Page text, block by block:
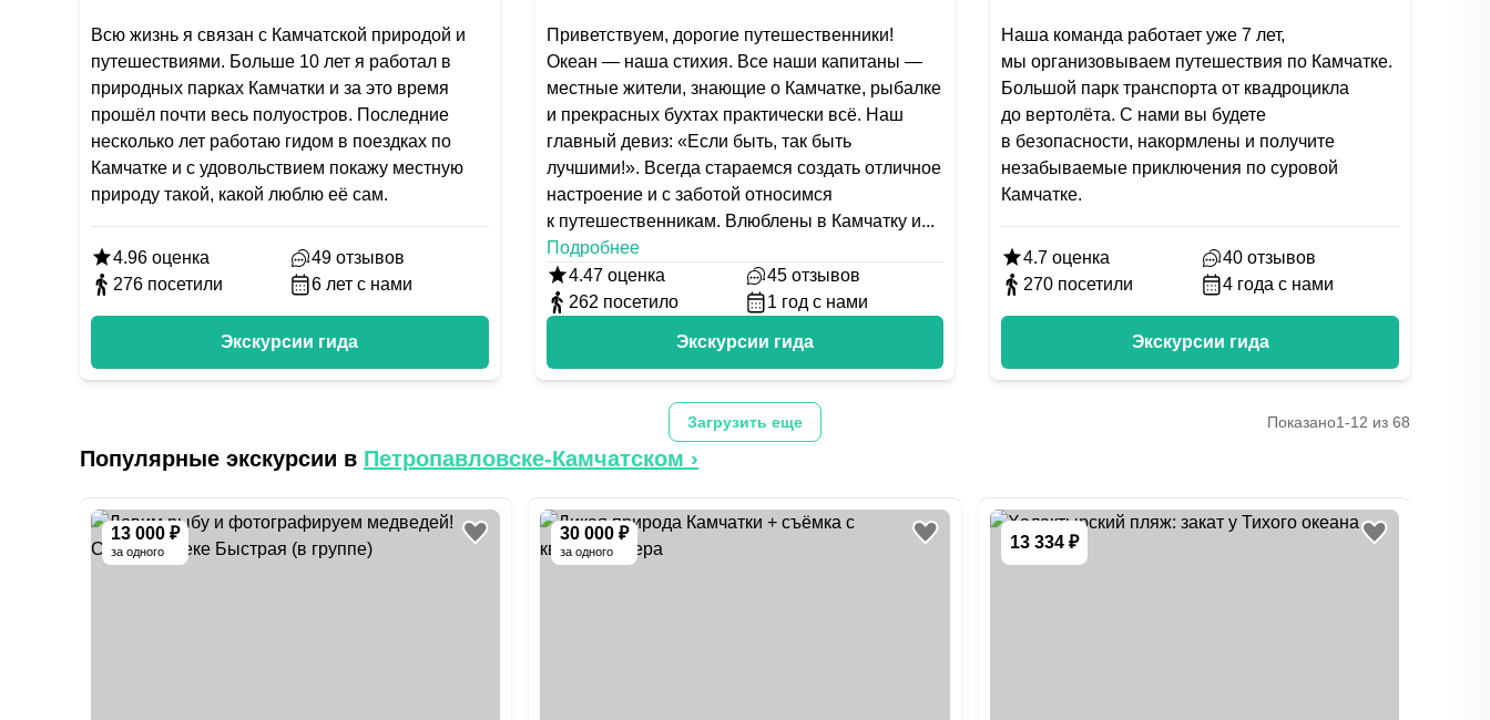
Всю жизнь я связан с Камчатской природой и
путешествиями. Больше 10 лет я работал в
природных парках Камчатки и за это время
прошёл почти весь полуостров. Последние
несколько лет работаю гидом в поездках по
Камчатке и с удовольствием покажу местную
природу такой, какой люблю её сам.
4.96 оценка 49 отзывов
276 посетили 6 лет с нами
Экскурсии гида
Приветствуем, дорогие путешественники!
Океан — наша стихия. Все наши капитаны —
местные жители, знающие о Камчатке, рыбалке
и прекрасных бухтах практически всё. Наш
главный девиз: «Если быть, так быть
лучшими!». Всегда стараемся создать отличное
настроение и с заботой относимся
к путешественникам. Влюблены в Камчатку и...
Подробнее
4.47оценка 45 отзывов
262 посетило 1 год с нами
Экскурсии гида
Наша команда работает уже 7 лет,
мы организовываем путешествия по Камчатке.
Большой парк транспорта от квадроцикла
до вертолёта. С нами вы будете
в безопасности, накормлены и получите
незабываемые приключения по суровой
Камчатке.
4.7 оценка 40 отзывов
270 посетили 4 года с нами
Экскурсии гида
Загрузить еще Показано1-12 из 68
Популярные экскурсии в Петропавловске-Камчатском ›
13 000 ₽
за одного
30 000 ₽
за одного 13 334 ₽